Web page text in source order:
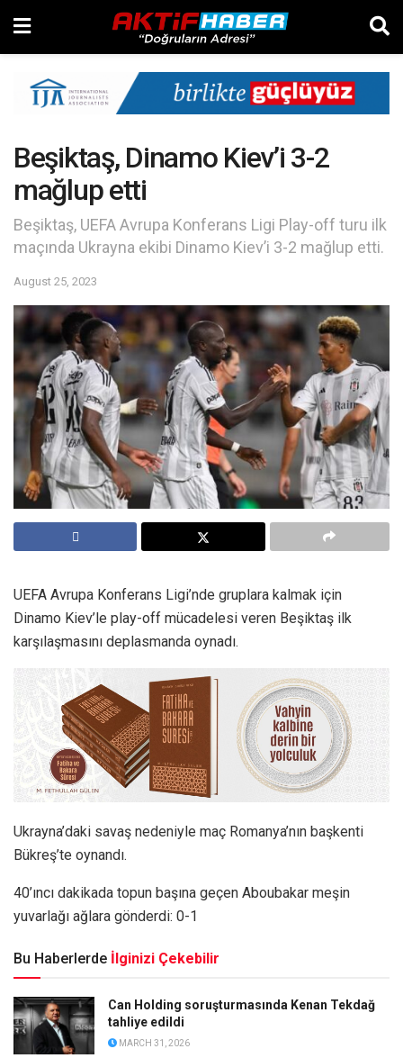
Beşiktaş, Dinamo Kiev’i 3-2
mağlup etti
Beşiktaş, UEFA Avrupa Konferans Ligi Play-off turu ilk
maçında Ukrayna ekibi Dinamo Kiev’i 3-2 mağlup etti.
August 25, 2023
UEFA Avrupa Konferans Ligi’nde gruplara kalmak için
Dinamo Kiev’le play-off mücadelesi veren Beşiktaş ilk
karşılaşmasını deplasmanda oynadı.
Ukrayna’daki savaş nedeniyle maç Romanya’nın başkenti
Bükreş’te oynandı.
40’ıncı dakikada topun başına geçen Aboubakar meşin
yuvarlağı ağlara gönderdi: 0-1
Bu Haberlerde İlginizi Çekebilir
Can Holding soruşturmasında Kenan Tekdağ
tahliye edildi
MARCH 31, 2026